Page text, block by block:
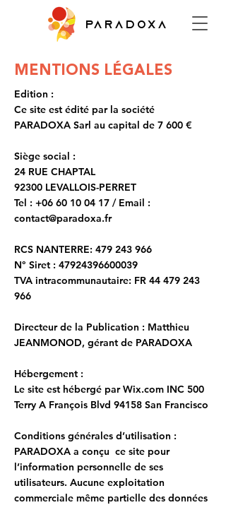
PARADOXA
MENTIONS LÉGALES
Edition :
Ce site est édité par la société
PARADOXA Sarl au capital de 7 600 €
Siège social :
24 RUE CHAPTAL
92300 LEVALLOIS-PERRET
Tel : +06 60 10 04 17 / Email :
contact@paradoxa.fr
​RCS NANTERRE: 479 243 966
N° Siret : 47924396600039
TVA intracommunautaire: FR 44 479 243
966
Directeur de la Publication : Matthieu
JEANMONOD, gérant de PARADOXA
Hébergement :
Le site est hébergé par Wix.com INC 500
Terry A François Blvd 94158 San Francisco
Conditions générales d’utilisation :
PARADOXA a conçu ce site pour
l’information personnelle de ses
utilisateurs. Aucune exploitation
commerciale même partielle des données